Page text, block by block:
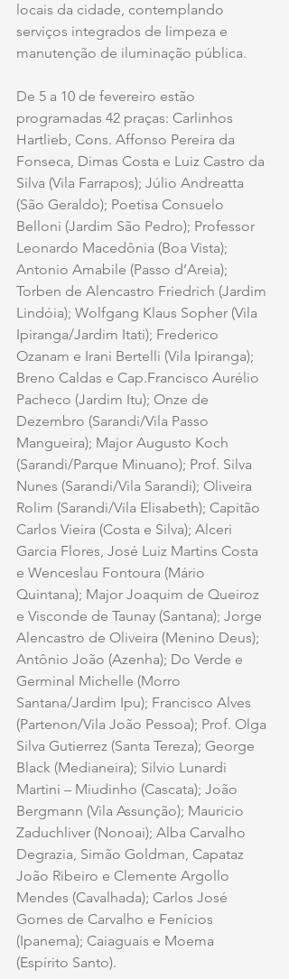
locais da cidade, contemplando
serviços integrados de limpeza e
manutenção de iluminação pública.
De 5 a 10 de fevereiro estão
programadas 42 praças: Carlinhos
Hartlieb, Cons. Affonso Pereira da
Fonseca, Dimas Costa e Luiz Castro da
Silva (Vila Farrapos); Júlio Andreatta
(São Geraldo); Poetisa Consuelo
Belloni (Jardim São Pedro); Professor
Leonardo Macedônia (Boa Vista);
Antonio Amabile (Passo d’Areia);
Torben de Alencastro Friedrich (Jardim
Lindóia); Wolfgang Klaus Sopher (Vila
Ipiranga/Jardim Itati); Frederico
Ozanam e Irani Bertelli (Vila Ipiranga);
Breno Caldas e Cap.Francisco Aurélio
Pacheco (Jardim Itu); Onze de
Dezembro (Sarandi/Vila Passo
Mangueira); Major Augusto Koch
(Sarandi/Parque Minuano); Prof. Silva
Nunes (Sarandi/Vila Sarandi); Oliveira
Rolim (Sarandi/Vila Elisabeth); Capitão
Carlos Vieira (Costa e Silva); Alceri
Garcia Flores, José Luiz Martins Costa
e Wenceslau Fontoura (Mário
Quintana); Major Joaquim de Queiroz
e Visconde de Taunay (Santana); Jorge
Alencastro de Oliveira (Menino Deus);
Antônio João (Azenha); Do Verde e
Germinal Michelle (Morro
Santana/Jardim Ipu); Francisco Alves
(Partenon/Vila João Pessoa); Prof. Olga
Silva Gutierrez (Santa Tereza); George
Black (Medianeira); Silvio Lunardi
Martini – Miudinho (Cascata); João
Bergmann (Vila Assunção); Mauricio
Zaduchliver (Nonoai); Alba Carvalho
Degrazia, Simão Goldman, Capataz
João Ribeiro e Clemente Argollo
Mendes (Cavalhada); Carlos José
Gomes de Carvalho e Fenícios
(Ipanema); Caiaguais e Moema
(Espírito Santo).